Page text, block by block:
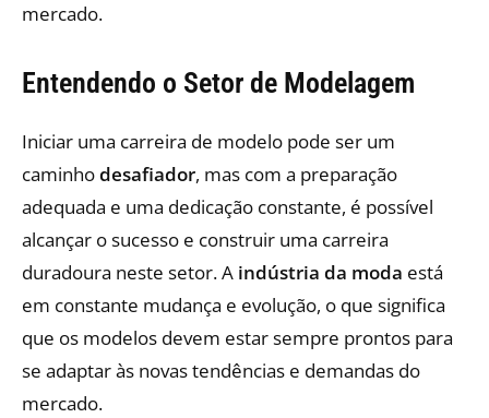
mercado.
Entendendo o Setor de Modelagem
Iniciar uma carreira de modelo pode ser um
caminhodesafiador, mas com a preparação
adequada e uma dedicação constante, é possível
alcançar o sucesso e construir uma carreira
duradoura neste setor. A indústria da moda está
em constante mudança e evolução, o que significa
que os modelos devem estar sempre prontos para
se adaptar às novas tendências e demandas do
mercado.